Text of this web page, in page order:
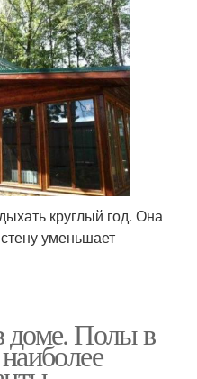
круглый год. Она
уменьшает
доме. Полы в